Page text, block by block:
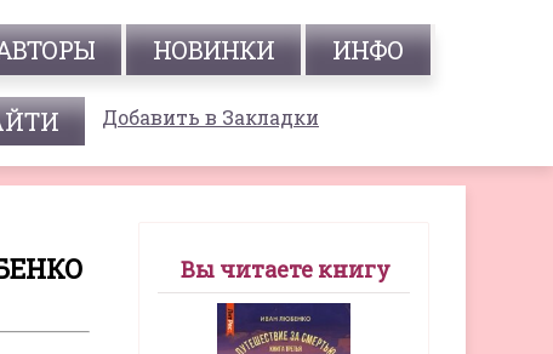
НОВИНКИ ИНФО
Добавить в Закладки
Вы читаете книгу